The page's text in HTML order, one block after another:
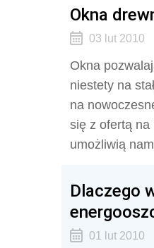
Okna
03 lut 2010
Okna
niestety na
na
się z ofertą na
umożliwią
Dlaczego
01 lut 2010